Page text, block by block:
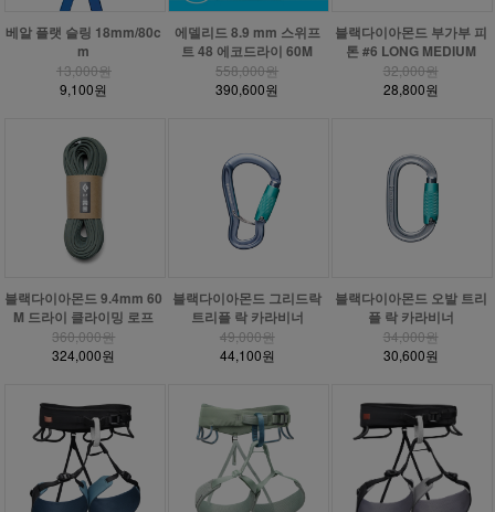
베알 플랫 슬링 18mm/80c
m
13,000원
9,100원
에델리드 8.9 mm 스위프
트 48 에코드라이 60M
558,000원
390,600원
블랙다이아몬드 부가부 피
톤 #6 LONG MEDIUM
32,000원
28,800원
블랙다이아몬드 9.4mm 60
M 드라이 클라이밍 로프
360,000원
324,000원
블랙다이아몬드 그리드락
트리플 락 카라비너
49,000원
44,100원
블랙다이아몬드 오발 트리
플 락 카라비너
34,000원
30,600원